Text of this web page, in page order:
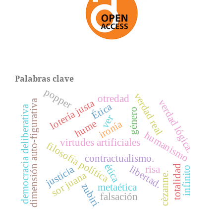
Palabras clave
hume
virtudes artificiales
filosofía políticacontractualismo.humanismo
ética
metaéticalibertad.
ironía
risa
sor juana
género
zubiri
verdad realverdad lógica.
dimensión auto-figurativa ver
cèzanne.
Ética
democracia deliberativa totalidadinfinito
otredad
lotería justa
justicia
popper
falsación